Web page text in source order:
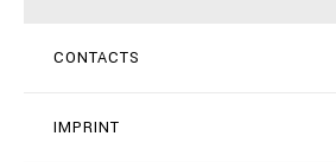
CONTACTS
IMPRINT